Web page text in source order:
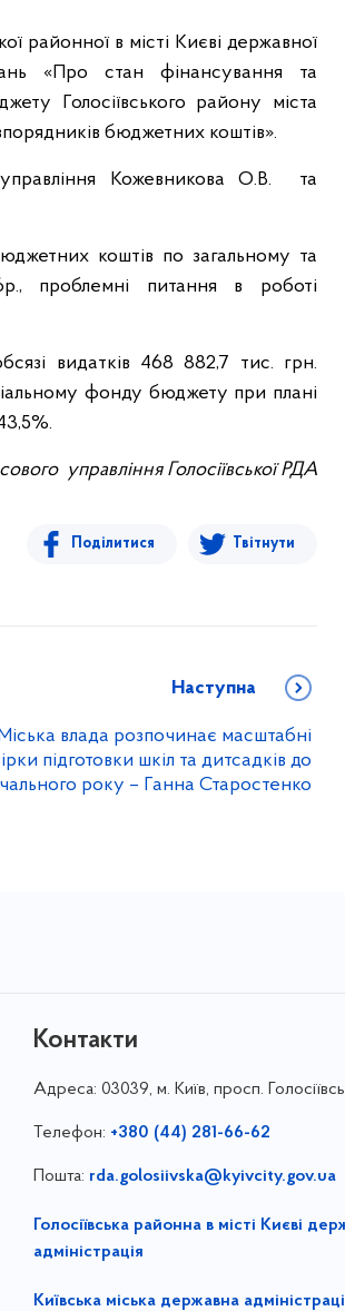
районної в місті Києві державної
«Про стан фінансування та
Голосіївського району міста
бюджетних коштів».
Кожевникова О.В. та
коштів по загальному та
проблемні питання в роботі
видатків 468 882,7 тис. грн.
фонду бюджету при плані
управління Голосіївської РДА
Поділитися Твітнути
Наступна
влада розпочинає масштабні
підготовки шкіл та дитсадків до
року – Ганна Старостенко
Контакти
Адреса: 03039, м. Київ, просп.
Телефон: +380 (44) 281-66-62
Пошта: rda.golosiivska@kyivcity.gov.ua
Голосіївська районна в місті Києві
адміністрація
Київська міська державна